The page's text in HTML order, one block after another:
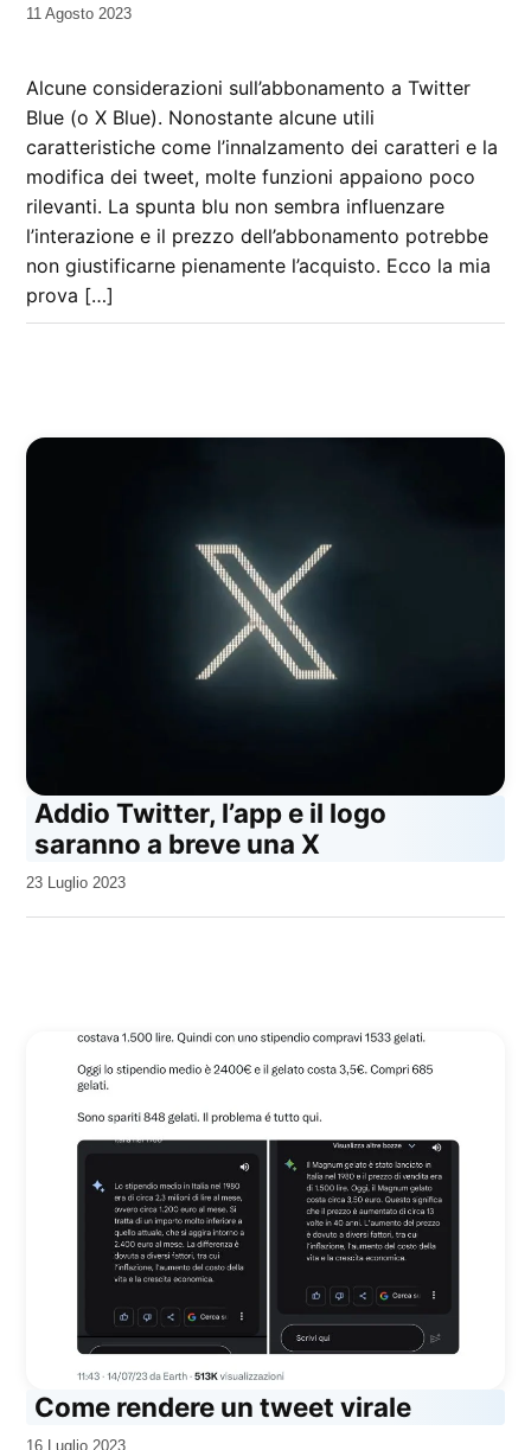
da
11 Agosto 2023
Alcune considerazioni sull’abbonamento a Twitter
Blue (o X Blue). Nonostante alcune utili
caratteristiche come l’innalzamento dei caratteri e la
modifica dei tweet, molte funzioni appaiono poco
rilevanti. La spunta blu non sembra influenzare
l’interazione e il prezzo dell’abbonamento potrebbe
non giustificarne pienamente l’acquisto. Ecco la mia
prova […]
Addio Twitter, l’app e il logo
saranno a breve una X
da
23 Luglio 2023
Come rendere un tweet virale
da
16 Luglio 2023